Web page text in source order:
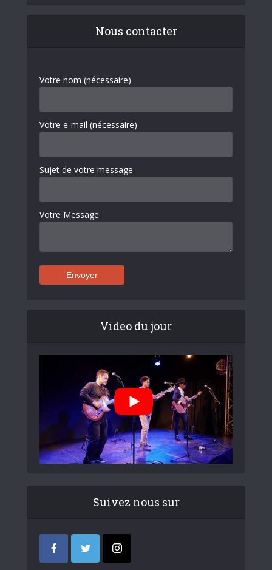
Nous contacter
Votre nom (nécessaire)
Votre e-mail (nécessaire)
Sujet de votre message
Votre Message
Video du jour
Suivez nous sur